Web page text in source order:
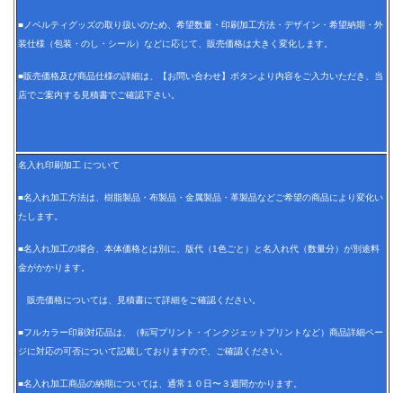
■ノベルティグッズの取り扱いのため、希望数量・印刷加工方法・デザイン・希望納期・外
装仕様（包装・のし・シール）などに応じて、販売価格は大きく変化します。
■販売価格及び商品仕様の詳細は、【お問い合わせ】ボタンより内容をご入力いただき、当
店でご案内する見積書でご確認下さい。
名入れ印刷加工 について
■名入れ加工方法は、樹脂製品・布製品・金属製品・革製品などご希望の商品により変化い
たします。
■名入れ加工の場合、本体価格とは別に、版代（1色ごと）と名入れ代（数量分）が別途料
金がかかります。
販売価格については、見積書にて詳細をご確認ください。
■フルカラー印刷対応品は、（転写プリント・インクジェットプリントなど）商品詳細ペー
ジに対応の可否について記載しておりますので、ご確認ください。
■名入れ加工商品の納期については、通常１０日〜３週間かかります。